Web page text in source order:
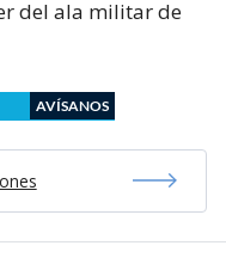
del ala militar de
AVÍSANOS